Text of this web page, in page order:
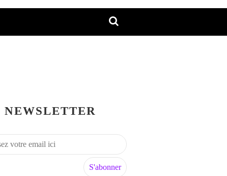
NEWSLETTER